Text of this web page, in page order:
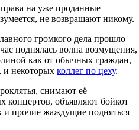
на уже проданные
не возвращают никому.
громкого дела прошло
поднялась волна возмущения,
как от обычных граждан,
и некоторых коллег по цеху.
снимают её
концертов, объявляют бойкот
и прочие жаждущие подняться